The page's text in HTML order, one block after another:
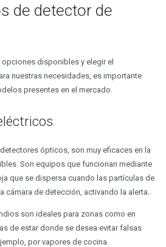
de detector de
disponibles y elegir el
nuestras necesidades, es importante
presentes en el mercado.
ópticos, son muy eficaces en la
Son equipos que funcionan mediante
que se dispersa cuando las partículas de
cámara de detección, activando la alerta.
son ideales para zonas como en
de estar donde se desea evitar falsas
por vapores de cocina.